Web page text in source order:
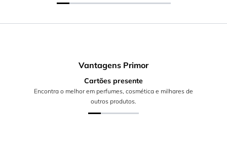
Vantagens Primor
Cartões presente
Encontra o melhor em perfumes, cosmética e milhares de
outros produtos.